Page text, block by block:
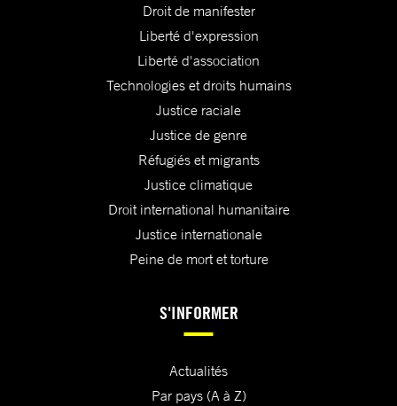
Droit de manifester
Liberté d'expression
Liberté d'association
Technologies et droits humains
Justice raciale
Justice de genre
Réfugiés et migrants
Justice climatique
Droit international humanitaire
Justice internationale
Peine de mort et torture
S'INFORMER
Actualités
Par pays (A à Z)